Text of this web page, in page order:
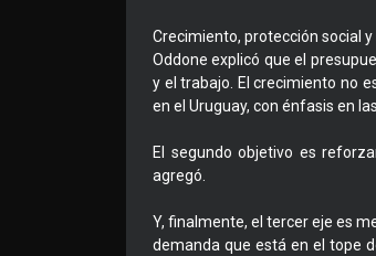
Crecimiento, protección social y
Oddone explicó que el
y el trabajo. El crecimiento no
en el Uruguay, con énfasis en
El segundo objetivo es
agregó.
Y, finalmente, el tercer eje es
demanda que está en el tope